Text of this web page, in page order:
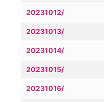
20231012/
20231013/
20231014/
20231015/
20231016/